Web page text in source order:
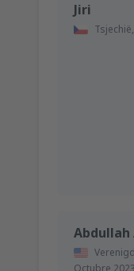
Jiri
Abdullah
Octubre